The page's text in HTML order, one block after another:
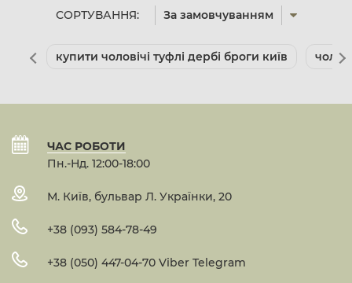
СОРТУВАННЯ: За замовчуванням
купити чоловічі туфлі дербі броги київ
ЧАС РОБОТИ
Пн.-Нд. 12:00-18:00
М. Київ, бульвар Л. Українки, 20
+38 (093) 584-78-49
+38 (050) 447-04-70 Viber Telegram